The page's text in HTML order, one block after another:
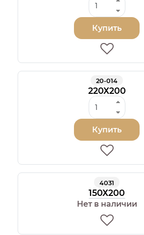
Купить
20-014
220Х200
Купить
4031
150Х200
Нет в наличии